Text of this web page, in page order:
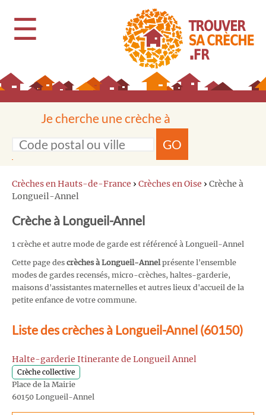
☰
Je cherche une crèche à
GO
Crèches en Hauts-de-France › Crèches en Oise › Crèche à
Longueil-Annel
Crèche à Longueil-Annel
1 crèche et autre mode de garde est référencé à Longueil-Annel
Cette page des crèches à Longueil-Annel présente l'ensemble
modes de gardes recensés, micro-crèches, haltes-garderie,
maisons d'assistantes maternelles et autres lieux d'accueil de la
petite enfance de votre commune.
Liste des crèches à Longueil-Annel (60150)
Halte-garderie Itinerante de Longueil Annel
Crèche collective
Place de la Mairie
60150 Longueil-Annel